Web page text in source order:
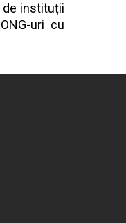
de instituții
uri cu